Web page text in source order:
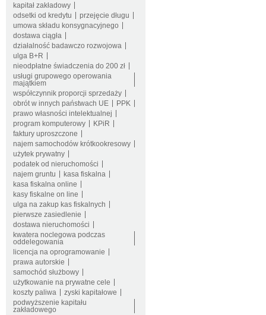
kapitał zakładowy
odsetki od kredytu
przejęcie długu
umowa składu konsygnacyjnego
dostawa ciągła
działalność badawczo rozwojowa
ulga B+R
nieodpłatne świadczenia do 200 zł
usługi grupowego operowania
majątkiem
współczynnik proporcji sprzedaży
obrót w innych państwach UE
PPK
prawo własności intelektualnej
program komputerowy
KPiR
faktury uproszczone
najem samochodów krótkookresowy
użytek prywatny
podatek od nieruchomości
najem gruntu
kasa fiskalna
kasa fiskalna online
kasy fiskalne on line
ulga na zakup kas fiskalnych
pierwsze zasiedlenie
dostawa nieruchomości
kwatera noclegowa podczas
oddelegowania
licencja na oprogramowanie
prawa autorskie
samochód służbowy
użytkowanie na prywatne cele
koszty paliwa
zyski kapitałowe
podwyższenie kapitału
zakładowego